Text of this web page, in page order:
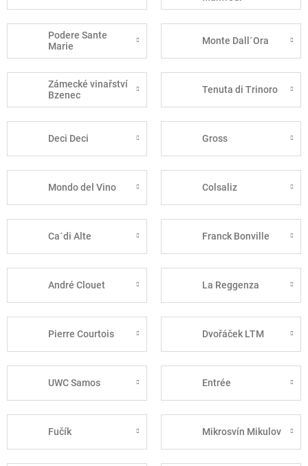
Podere Sante
Marie
Monte Dall´Ora
Zámecké vinařství
Bzenec
Tenuta di Trinoro
Deci Deci Gross
Mondo del Vino Colsaliz
Ca´di Alte Franck Bonville
André Clouet La Reggenza
Pierre Courtois Dvořáček LTM
UWC Samos Entrée
Fučík Mikrosvín Mikulov